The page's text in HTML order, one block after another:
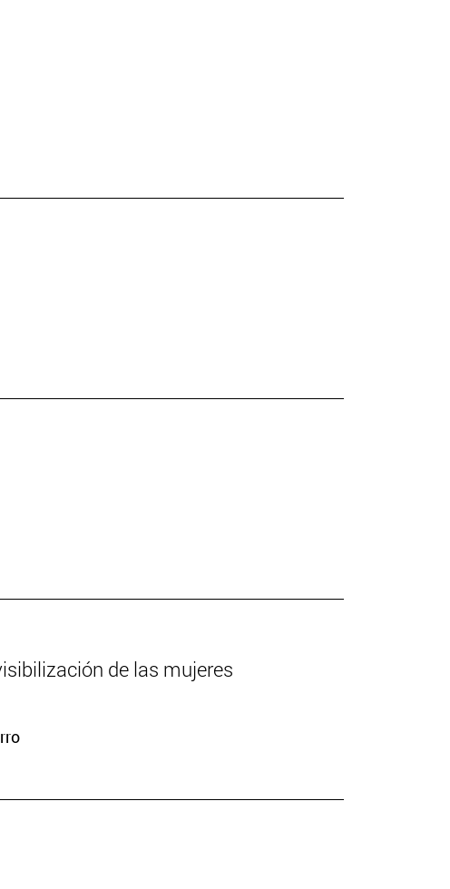
de las mujeres